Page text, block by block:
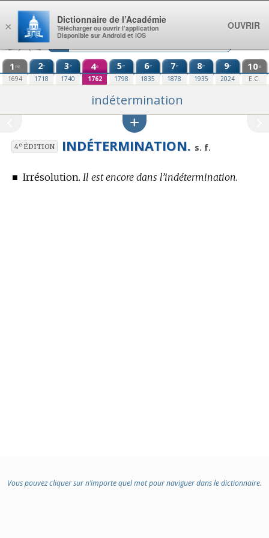
Aller au contenu
1 re
1694
2e
1718
3e
1740
4e
1762
5e
1798
6e
1835
7e
1878
8e
1935
9e
2024
10e
E.C.
indétermination
4eÉDITION INDÉTERMINATION. s. f.
■ Irrésolution. Il est encore dans l’indétermination.
Vous pouvez cliquer sur n’importe quel mot pour naviguer dans le dictionnaire.
×
Dictionnaire de l’Académie
Télécharger ou ouvrir l’application
Disponible sur Android et iOS
OUVRIR